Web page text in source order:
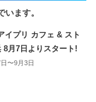
ます。
イプリ カフェ & スト
8月7日よりスタート!
〜9月3日